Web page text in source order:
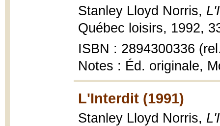
Stanley Lloyd Norris,
Québec loisirs, 1992,
ISBN : 2894300336
Notes : Éd. originale,
L'Interdit (1991)
Stanley Lloyd Norris,